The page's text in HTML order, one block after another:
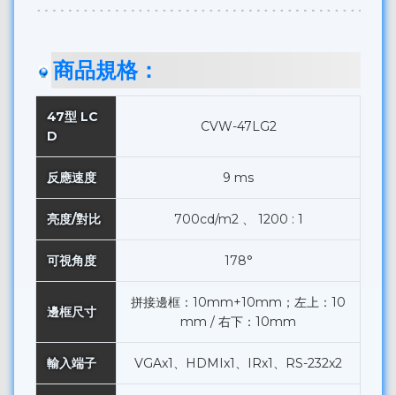
商品規格：
47型 LC
D
CVW-47LG2
反應速度 9 ms
亮度/對比 700cd/m2 、 1200 : 1
可視角度 178°
邊框尺寸
拼接邊框：10mm+10mm；左上：10
mm / 右下：10mm
輸入端子 VGAx1、HDMIx1、IRx1、RS-232x2